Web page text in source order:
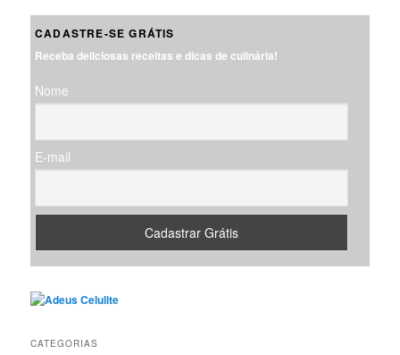
u
a
CADASTRE-SE GRÁTIS
Receba deliciosas receitas e dicas de culinária!
Nome
E-mail
CATEGORIAS